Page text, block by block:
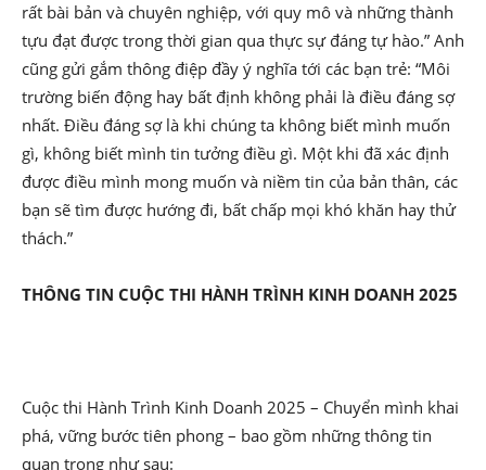
rất bài bản và chuyên nghiệp, với quy mô và những thành
tựu đạt được trong thời gian qua thực sự đáng tự hào.” Anh
cũng gửi gắm thông điệp đầy ý nghĩa tới các bạn trẻ: “Môi
trường biến động hay bất định không phải là điều đáng sợ
nhất. Điều đáng sợ là khi chúng ta không biết mình muốn
gì, không biết mình tin tưởng điều gì. Một khi đã xác định
được điều mình mong muốn và niềm tin của bản thân, các
bạn sẽ tìm được hướng đi, bất chấp mọi khó khăn hay thử
thách.”
THÔNG TIN CUỘC THI HÀNH TRÌNH KINH DOANH 2025
Cuộc thi Hành Trình Kinh Doanh 2025 – Chuyển mình khai
phá, vững bước tiên phong – bao gồm những thông tin
quan trọng như sau: